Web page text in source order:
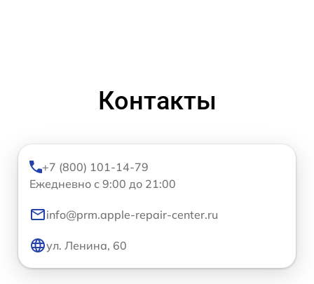
Контакты
+7 (800) 101-14-79
Ежедневно с 9:00 до 21:00
info@prm.apple-repair-center.ru
ул. Ленина, 60